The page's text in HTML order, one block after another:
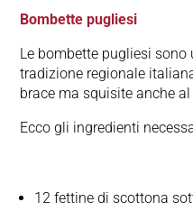
Bombette pugliesi
Le bombette pugliesi
tradizione regionale
brace ma squisite anche
Ecco gli ingredienti
12 fettine di scottona